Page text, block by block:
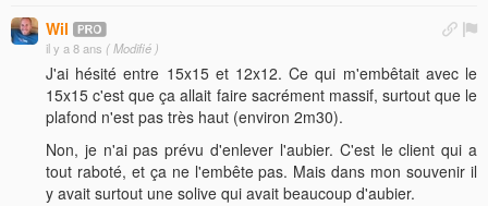
Wil
il y a 8 ans ( Modifié )
J'ai hésité entre 15x15 et 12x12. Ce qui m'embêtait avec le
15x15 c'est que ça allait faire sacrément massif, surtout que le
plafond n'est pas très haut (environ 2m30).
Non, je n'ai pas prévu d'enlever l'aubier. C'est le client qui a
tout raboté, et ça ne l'embête pas. Mais dans mon souvenir il
y avait surtout une solive qui avait beaucoup d'aubier.